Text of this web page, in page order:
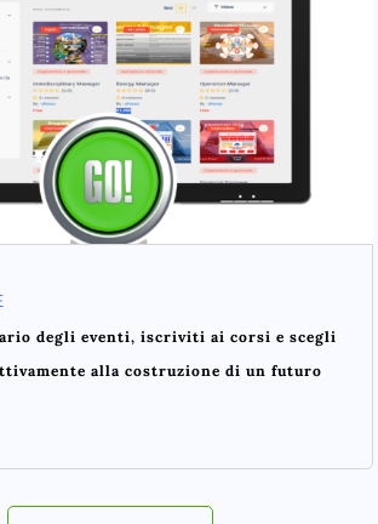
degli eventi, iscriviti ai corsi e scegli
alla costruzione di un futuro